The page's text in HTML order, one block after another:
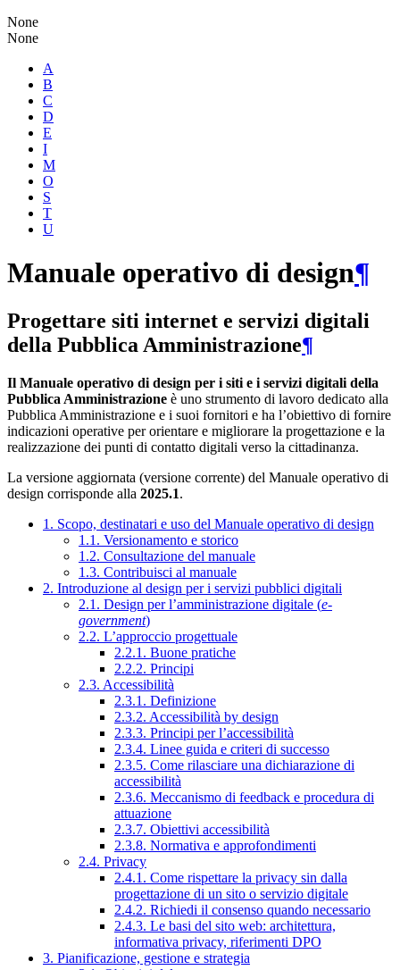
None
None
A
B
C
D
E
I
M
O
S
T
U
Manuale operativo di design¶
Progettare siti internet e servizi digitali
della Pubblica Amministrazione¶
Il Manuale operativo di design per i siti e i servizi digitali della
Pubblica Amministrazione è uno strumento di lavoro dedicato alla
Pubblica Amministrazione e i suoi fornitori e ha l’obiettivo di fornire
indicazioni operative per orientare e migliorare la progettazione e la
realizzazione dei punti di contatto digitali verso la cittadinanza.
La versione aggiornata (versione corrente) del Manuale operativo di
design corrisponde alla 2025.1.
1. Scopo, destinatari e uso del Manuale operativo di design
1.1. Versionamento e storico
1.2. Consultazione del manuale
1.3. Contribuisci al manuale
2. Introduzione al design per i servizi pubblici digitali
2.1. Design per l’amministrazione digitale (e-
government)
2.2. L’approccio progettuale
2.2.1. Buone pratiche
2.2.2. Principi
2.3. Accessibilità
2.3.1. Definizione
2.3.2. Accessibilità by design
2.3.3. Principi per l’accessibilità
2.3.4. Linee guida e criteri di successo
2.3.5. Come rilasciare una dichiarazione di
accessibilità
2.3.6. Meccanismo di feedback e procedura di
attuazione
2.3.7. Obiettivi accessibilità
2.3.8. Normativa e approfondimenti
2.4. Privacy
2.4.1. Come rispettare la privacy sin dalla
progettazione di un sito o servizio digitale
2.4.2. Richiedi il consenso quando necessario
2.4.3. Le basi del sito web: architettura,
informativa privacy, riferimenti DPO
3. Pianificazione, gestione e strategia